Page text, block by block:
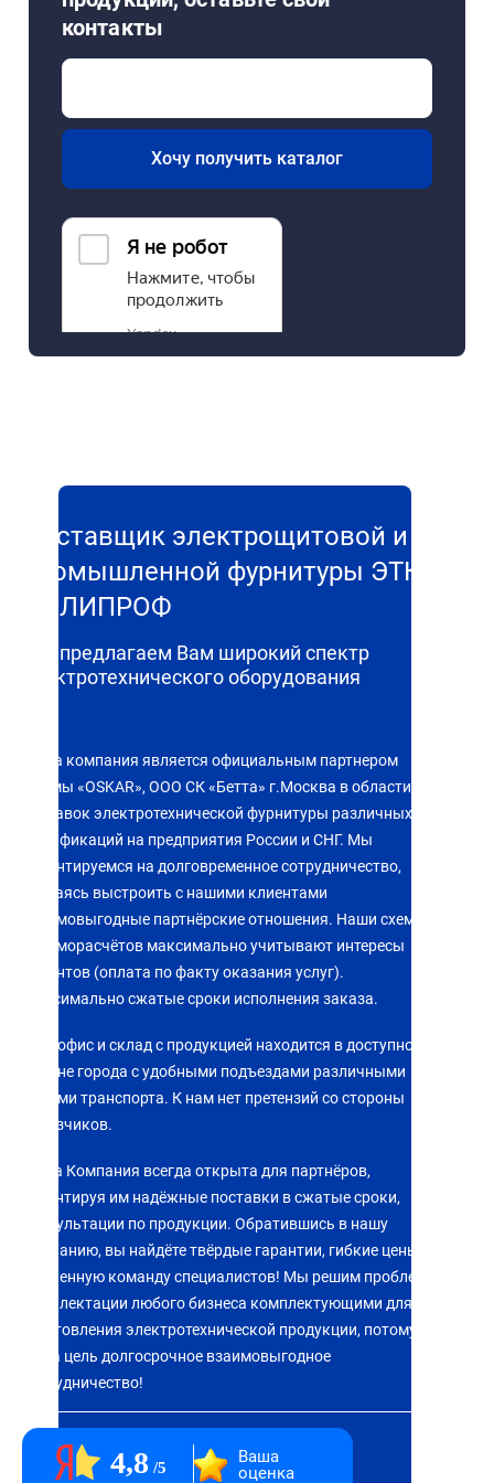
контакты
Хочу получить каталог
Поставщик электрощитовой и
промышленной фурнитуры ЭТК
ПОЛИПРОФ
Мы предлагаем Вам широкий спектр
электротехнического оборудования
Наша компания является официальным партнером
фирмы «OSKAR», ООО СК «Бетта» г.Москва в области
поставок электротехнической фурнитуры различных
модификаций на предприятия России и СНГ. Мы
ориентируемся на долговременное сотрудничество,
стараясь выстроить с нашими клиентами
взаимовыгодные партнёрские отношения. Наши схемы
взаиморасчётов максимально учитывают интересы
клиентов (оплата по факту оказания услуг).
Максимально сжатые сроки исполнения заказа.
Наш офис и склад с продукцией находится в доступном
районе города с удобными подъездами различными
видами транспорта. К нам нет претензий со стороны
заказчиков.
Наша Компания всегда открыта для партнёров,
гарантируя им надёжные поставки в сжатые сроки,
консультации по продукции. Обратившись в нашу
компанию, вы найдёте твёрдые гарантии, гибкие цены,
слаженную команду специалистов! Мы решим проблему
комплектации любого бизнеса комплектующими для
изготовления электротехнической продукции, потому что
наша цель долгосрочное взаимовыгодное
сотрудничество!
4,8 5
Ваша
оценка